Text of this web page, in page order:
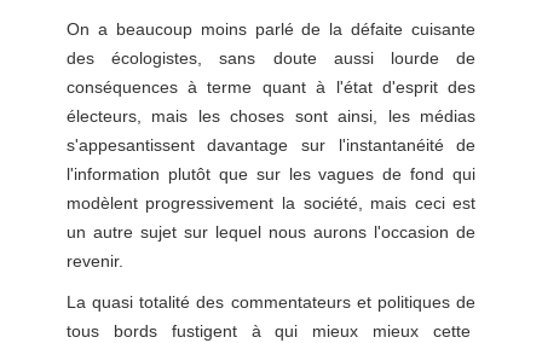
On a beaucoup moins parlé de la défaite cuisante
des écologistes, sans doute aussi lourde de
conséquences à terme quant à l'état d'esprit des
électeurs, mais les choses sont ainsi, les médias
s'appesantissent davantage sur l'instantanéité de
l'information plutôt que sur les vagues de fond qui
modèlent progressivement la société, mais ceci est
un autre sujet sur lequel nous aurons l'occasion de
revenir.
La quasi totalité des commentateurs et politiques de
tous bords fustigent à qui mieux mieux cette